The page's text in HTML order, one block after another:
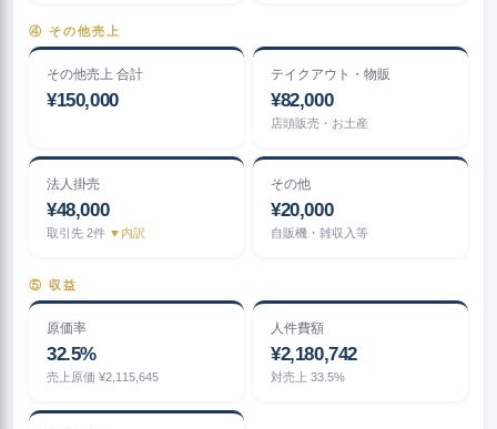
④ その他売上
その他売上 合計
¥150,000
テイクアウト・物販
¥82,000
店頭販売・お土産
法人掛売
¥48,000
取引先 2件 ▼内訳
その他
¥20,000
自販機・雑収入等
⑤ 収益
原価率
32.5%
売上原価 ¥2,115,645
人件費額
¥2,180,742
対売上 33.5%